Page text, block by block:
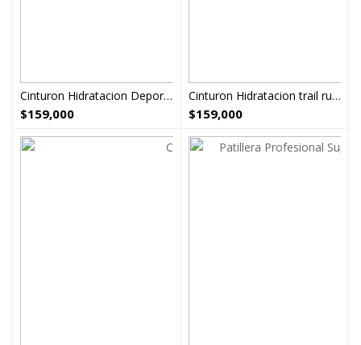
Cinturon Hidratacion Deportes atletismo azul
$159,000
Cinturon Hidratacion trail runing
$159,000